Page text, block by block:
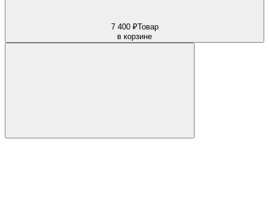
7 400 ₽Товар
в корзине